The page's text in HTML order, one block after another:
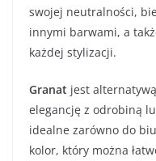
swojej neutralności,
innymi barwami, a
każdej stylizacji.
Granat jest
elegancję z odrobiną
idealne zarówno do
kolor, który można